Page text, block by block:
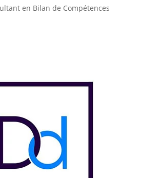
en Bilan de Compétences